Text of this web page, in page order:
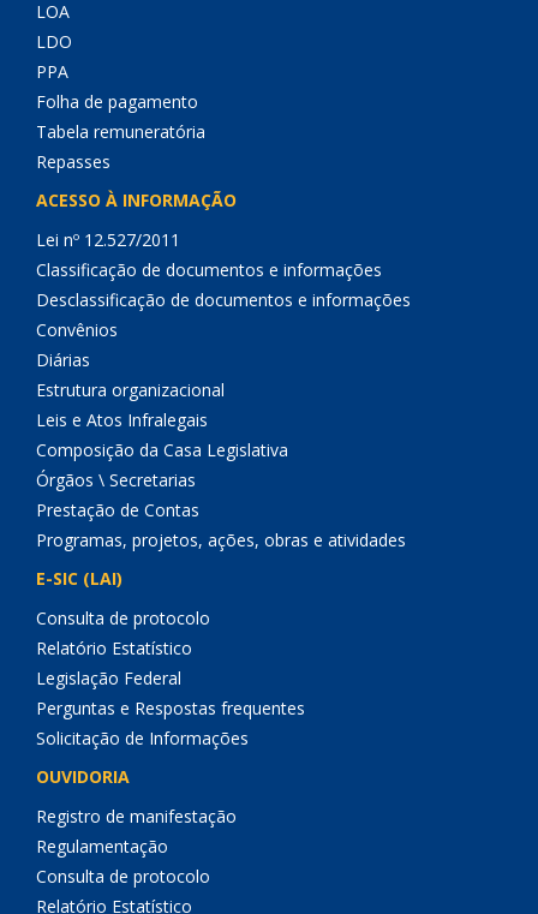
LOA
LDO
PPA
Folha de pagamento
Tabela remuneratória
Repasses
ACESSO À INFORMAÇÃO
Lei nº 12.527/2011
Classificação de documentos e informações
Desclassificação de documentos e informações
Convênios
Diárias
Estrutura organizacional
Leis e Atos Infralegais
Composição da Casa Legislativa
Órgãos \ Secretarias
Prestação de Contas
Programas, projetos, ações, obras e atividades
E-SIC (LAI)
Consulta de protocolo
Relatório Estatístico
Legislação Federal
Perguntas e Respostas frequentes
Solicitação de Informações
OUVIDORIA
Registro de manifestação
Regulamentação
Consulta de protocolo
Relatório Estatístico